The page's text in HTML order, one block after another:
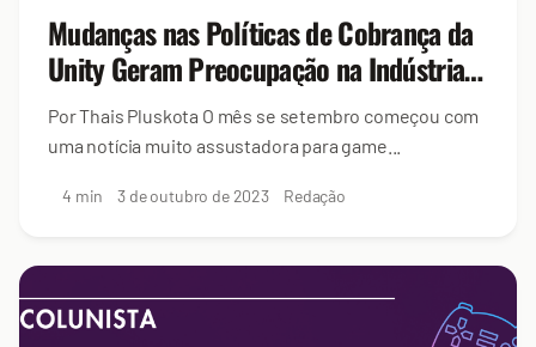
Mudanças nas Políticas de Cobrança da
Unity Geram Preocupação na Indústria
de Desenvolvimento de Jogos
Por Thais Pluskota O mês se setembro começou com
uma notícia muito assustadora para game...
4 min 3 de outubro de 2023 Redação